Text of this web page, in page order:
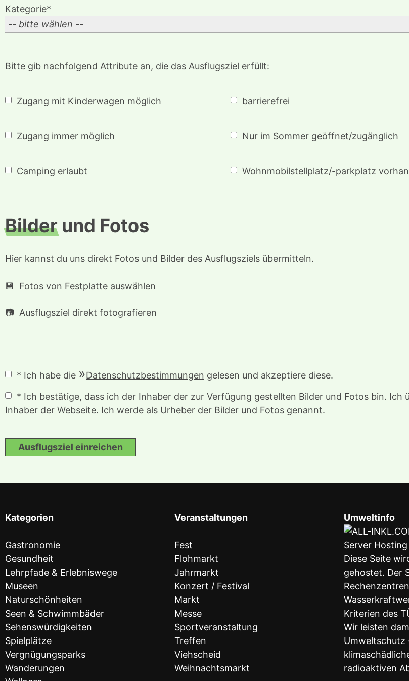
Kategorie*
Bitte gib nachfolgend Attribute an, die das Ausflugsziel erfüllt:
Zugang mit Kinderwagen möglich barrierefrei
Zugang immer möglich Nur im Sommer geöffnet/zugänglich
Camping erlaubt Wohnmobilstellplatz/-parkplatz
Bilder und Fotos
Hier kannst du uns direkt Fotos und Bilder des Ausflugsziels übermitteln.
Fotos von Festplatte auswählen
Ausflugsziel direkt fotografieren
* Ich habe die Datenschutzbestimmungen gelesen und akzeptiere diese.
* Ich bestätige, dass ich der Inhaber der zur Verfügung gestellten Bilder und Fotos bin.
Inhaber der Webseite. Ich werde als Urheber der Bilder und Fotos genannt.
Ausflugsziel einreichen
Kategorien
Gastronomie
Gesundheit
Lehrpfade & Erlebniswege
Museen
Naturschönheiten
Seen & Schwimmbäder
Sehenswürdigkeiten
Spielplätze
Vergnügungsparks
Wanderungen
Veranstaltungen
Fest
Flohmarkt
Jahrmarkt
Konzert / Festival
Markt
Messe
Sportveranstaltung
Treffen
Viehscheid
Weihnachtsmarkt
Umweltinfo
Diese Seite
gehostet. Der
Kriterien des
Wir leisten
Umweltschutz
radioaktiven